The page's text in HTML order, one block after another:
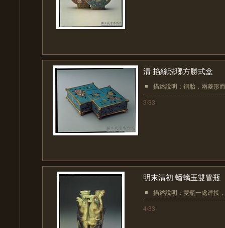
清 掐絲琺瑯方勝式盒
描述說明：銅胎，兩菱形
3/33
明末清初 蟠螭玉雙管瓶
描述說明：雙瓶一處連接
4/33